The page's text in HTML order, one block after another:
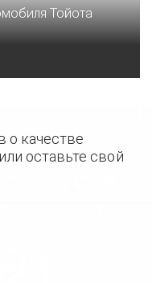
Тойота
о качестве
оставьте свой